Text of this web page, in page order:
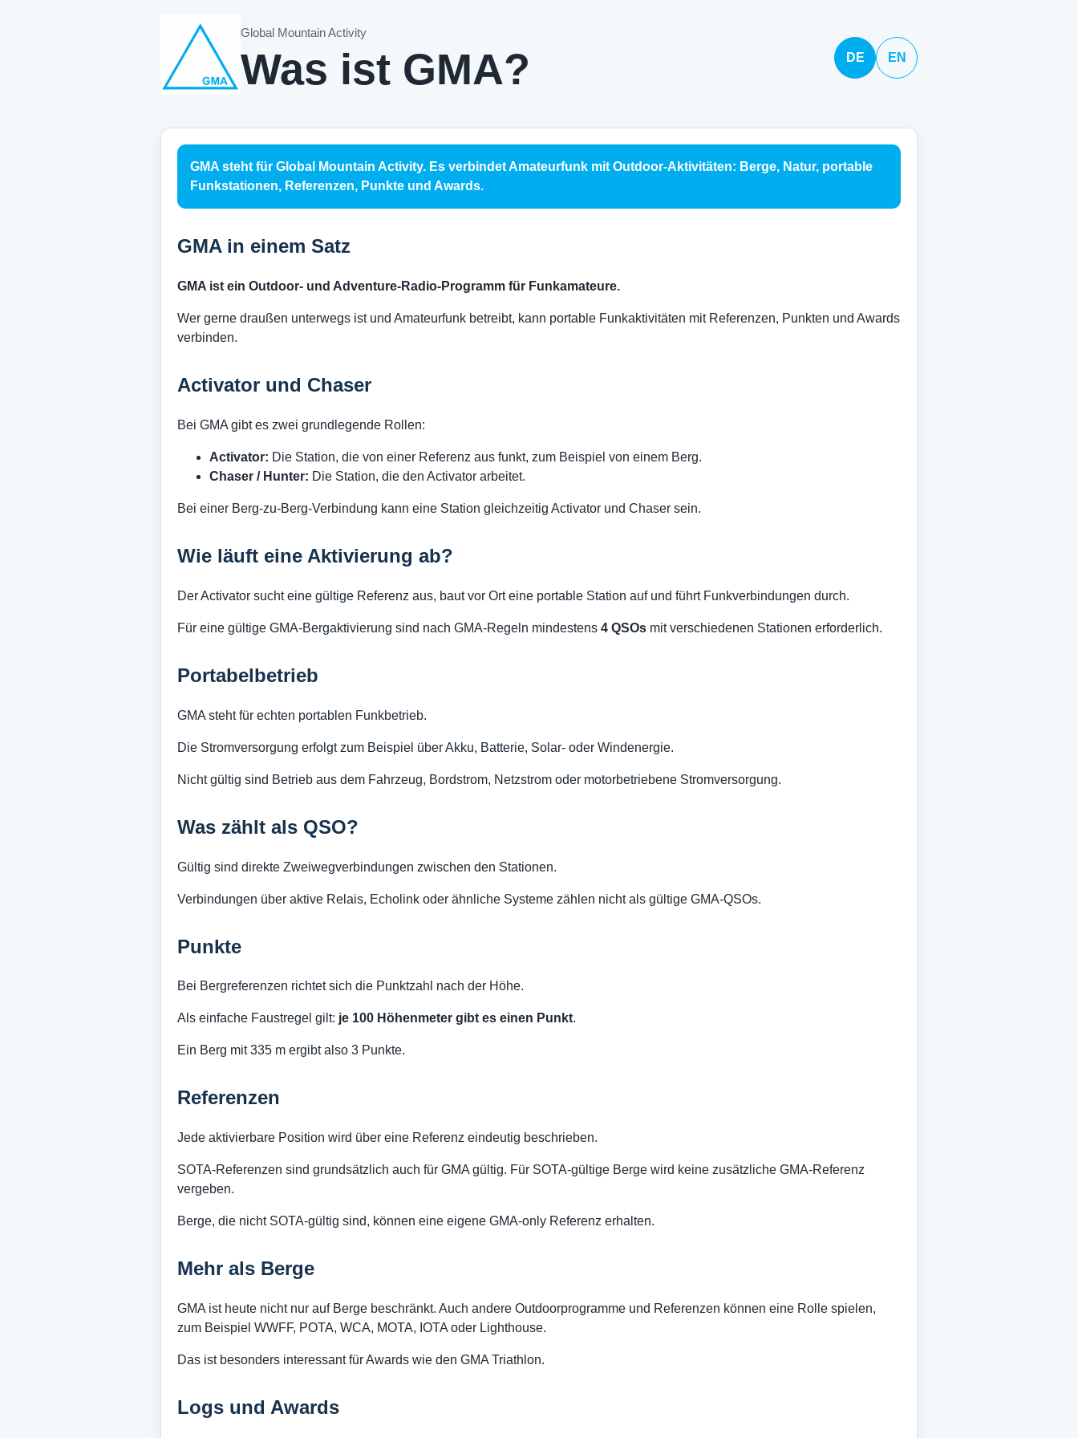
Global Mountain Activity
Was ist GMA? DE EN
GMA steht für Global Mountain Activity. Es verbindet Amateurfunk mit Outdoor-Aktivitäten: Berge, Natur, portable
Funkstationen, Referenzen, Punkte und Awards.
GMA in einem Satz
GMA ist ein Outdoor- und Adventure-Radio-Programm für Funkamateure.
Wer gerne draußen unterwegs ist und Amateurfunk betreibt, kann portable Funkaktivitäten mit Referenzen, Punkten und Awards
verbinden.
Activator und Chaser
Bei GMA gibt es zwei grundlegende Rollen:
Activator: Die Station, die von einer Referenz aus funkt, zum Beispiel von einem Berg.
Chaser / Hunter: Die Station, die den Activator arbeitet.
Bei einer Berg-zu-Berg-Verbindung kann eine Station gleichzeitig Activator und Chaser sein.
Wie läuft eine Aktivierung ab?
Der Activator sucht eine gültige Referenz aus, baut vor Ort eine portable Station auf und führt Funkverbindungen durch.
Für eine gültige GMA-Bergaktivierung sind nach GMA-Regeln mindestens 4 QSOs mit verschiedenen Stationen erforderlich.
Portabelbetrieb
GMA steht für echten portablen Funkbetrieb.
Die Stromversorgung erfolgt zum Beispiel über Akku, Batterie, Solar- oder Windenergie.
Nicht gültig sind Betrieb aus dem Fahrzeug, Bordstrom, Netzstrom oder motorbetriebene Stromversorgung.
Was zählt als QSO?
Gültig sind direkte Zweiwegverbindungen zwischen den Stationen.
Verbindungen über aktive Relais, Echolink oder ähnliche Systeme zählen nicht als gültige GMA-QSOs.
Punkte
Bei Bergreferenzen richtet sich die Punktzahl nach der Höhe.
Als einfache Faustregel gilt: je 100 Höhenmeter gibt es einen Punkt.
Ein Berg mit 335 m ergibt also 3 Punkte.
Referenzen
Jede aktivierbare Position wird über eine Referenz eindeutig beschrieben.
SOTA-Referenzen sind grundsätzlich auch für GMA gültig. Für SOTA-gültige Berge wird keine zusätzliche GMA-Referenz
vergeben.
Berge, die nicht SOTA-gültig sind, können eine eigene GMA-only Referenz erhalten.
Mehr als Berge
GMA ist heute nicht nur auf Berge beschränkt. Auch andere Outdoorprogramme und Referenzen können eine Rolle spielen,
zum Beispiel WWFF, POTA, WCA, MOTA, IOTA oder Lighthouse.
Das ist besonders interessant für Awards wie den GMA Triathlon.
Logs und Awards